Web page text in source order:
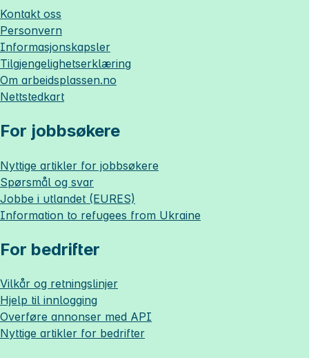
Kontakt oss
Personvern
Informasjonskapsler
Tilgjengelighetserklæring
Om arbeidsplassen.no
Nettstedkart
For jobbsøkere
Nyttige artikler for jobbsøkere
Spørsmål og svar
Jobbe i utlandet (EURES)
Information to refugees from Ukraine
For bedrifter
Vilkår og retningslinjer
Hjelp til innlogging
Overføre annonser med API
Nyttige artikler for bedrifter